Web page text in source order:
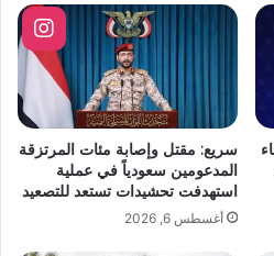
سريع: مقتل وإصابة مئات المرتزقة
المدعومين سعودياً في عملية
استهدفت تحشيدات تستعد للتصعيد
أغسطس 6, 2026